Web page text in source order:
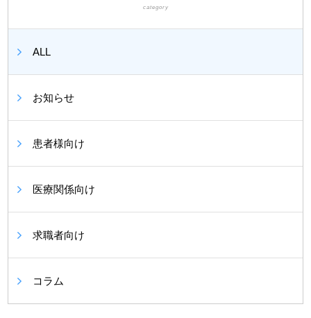
category
ALL
お知らせ
患者様向け
医療関係向け
求職者向け
コラム